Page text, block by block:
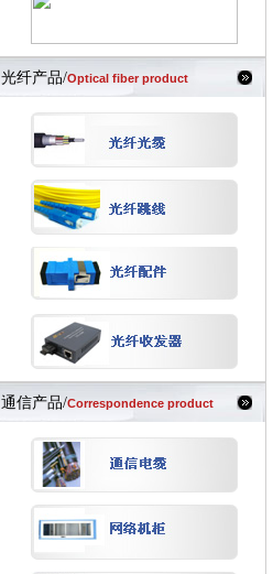
光纤产品/Optical fiber product
通信产品/Correspondence product